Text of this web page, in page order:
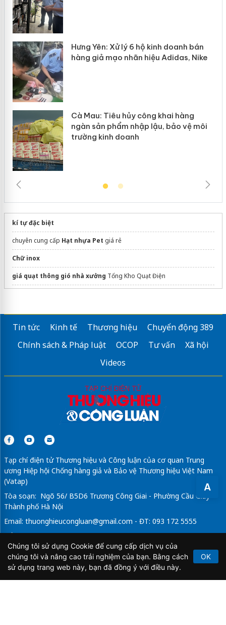
A
Hưng Yên: Xử lý 6 hộ kinh doanh bán
hàng giả mạo nhãn hiệu Adidas, Nike
Cà Mau: Tiêu hủy công khai hàng
ngàn sản phẩm nhập lậu, bảo vệ môi
trường kinh doanh
kí tự đặc biệt
chuyên cung cấp Hạt nhựa Pet giá rẻ
Chữ inox
giá quạt thông gió nhà xưởng Tổng Kho Quạt Điện
Sửa máy rửa bát bosch
Tin tức Kinh tế Thương hiệu
Chuyển động 389
Chính sách & Pháp luật
OCOP Tư vấn
Xã hội
Videos
Tạp chí điện tử Thương hiệu và Công luận của cơ quan Trung
ương Hiệp hội Chống hàng giả và Bảo vệ Thương hiệu Việt Nam
(Vatap)
Tòa soạn: Ngõ 56/ B5D6 Trương Công Giai - Phường Cầu Giấy -
Thành phố Hà Nội
Email: thuonghieucongluan@gmail.com - ĐT: 093 172 5555
Tổng Biên Tập: Vũ Đức Thuận
Giấy phép hoạt động báo chí điện tử số 64/GP-BTTTT do Bộ
Thông tin và Truyền thông cấp ngày 21/2/2020.
Chúng tôi sử dụng Cookie để cung cấp dịch vụ của
chúng tôi và nâng cao trải nghiệm của bạn. Bằng cách
sử dụng trang web này, bạn đã đồng ý với điều này.
OK